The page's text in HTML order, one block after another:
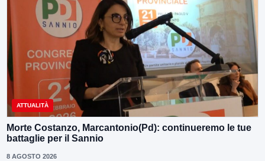
ATTUALITÀ
Morte Costanzo, Marcantonio(Pd): continueremo le tue
battaglie per il Sannio
8 AGOSTO 2026